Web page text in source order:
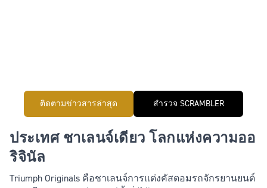
ธีม: Time Capsule
ติดตามข่าวสารล่าสุด สำรวจ SCRAMBLER
ประเทศ ชาเลนจ์เดียว โลกแห่งความออ
ริจินัล
Triumph Originals คือชาเลนจ์การแต่งคัสตอมรถจักรยานยนต์